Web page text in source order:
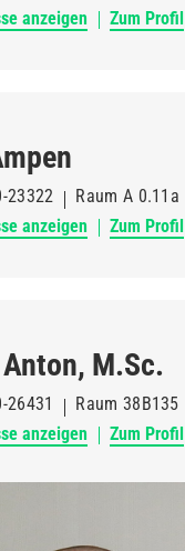
anzeigen
Zum Profil
23322 Raum A 0.11a
anzeigen
Zum Profil
M.Sc.
26431 Raum 38B135
anzeigen
Zum Profil